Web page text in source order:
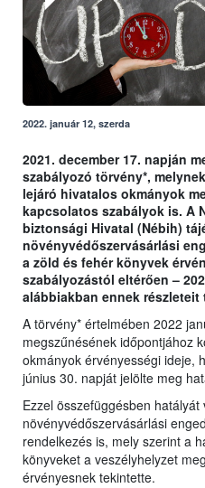
2022. január 12, szerda
2021. december 17. napján
szabályozó törvény*,
lejáró hivatalos okmányok
kapcsolatos szabályok is. A
biztonsági Hivatal (Nébih)
növényvédőszervásárlási
a zöld és fehér könyvek
szabályozástól eltérően –
alábbiakban ennek
A törvény* értelmében 2022
megszűnésének időpontjához
okmányok érvényességi ideje,
június 30. napját jelölte meg
Ezzel összefüggésben hatályát
növényvédőszervásárlási
rendelkezés is, mely szerint a
könyveket a veszélyhelyzet
érvényesnek tekintette.